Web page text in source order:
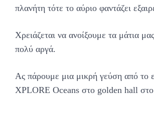
πλανήτη τότε το αύριο φαντάζει
Χρειάζεται να ανοίξουμε τα μάτια
πολύ αργά.
Ας πάρουμε μια μικρή γεύση από το
XPLORE Oceans στο golden hall